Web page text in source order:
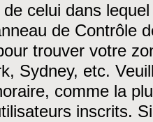
celui dans
de Contrôle
trouver votre
Sydney, etc.
comme la
inscrits.